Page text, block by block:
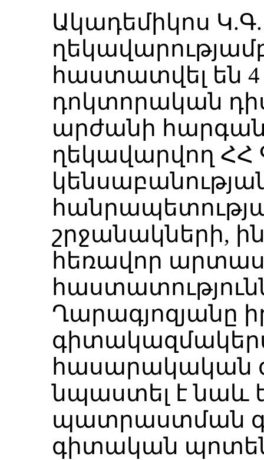
Ակադեմիկոս
հաստատվել են
դոկտորական
արժանի
ղեկավարվող ՀՀ
շրջանակների,
հեռավոր
Ղարագյոզյանը
հասարակական
նպաստել է նաև
պատրաստման
գիտական